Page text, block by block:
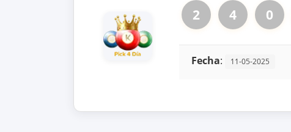
2 4 0
Fecha: 11-05-2025